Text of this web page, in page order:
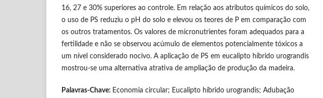
16, 27 e 30% superiores ao controle. Em relação aos atributos químicos do solo,
o uso de PS reduziu o pH do solo e elevou os teores de P em comparação com
os outros tratamentos. Os valores de micronutrientes foram adequados para a
fertilidade e não se observou acúmulo de elementos potencialmente tóxicos a
um nível considerado nocivo. A aplicação de PS em eucalipto híbrido urograndis
mostrou-se uma alternativa atrativa de ampliação de produção da madeira.
Palavras-Chave: Economia circular; Eucalipto híbrido urograndis; Adubação